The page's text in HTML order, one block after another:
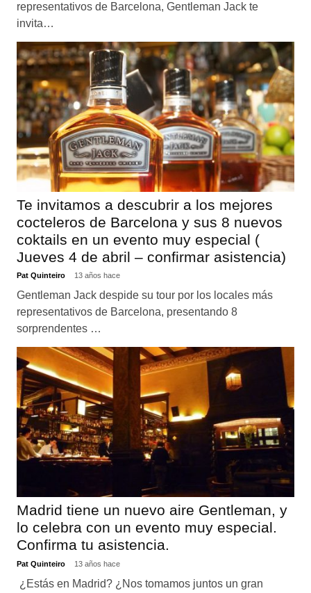
representativos de Barcelona, Gentleman Jack te
invita…
Te invitamos a descubrir a los mejores
cocteleros de Barcelona y sus 8 nuevos
coktails en un evento muy especial (
Jueves 4 de abril – confirmar asistencia)
Pat Quinteiro 13 años hace
Gentleman Jack despide su tour por los locales más
representativos de Barcelona, presentando 8
sorprendentes …
Madrid tiene un nuevo aire Gentleman, y
lo celebra con un evento muy especial.
Confirma tu asistencia.
Pat Quinteiro 13 años hace
¿Estás en Madrid? ¿Nos tomamos juntos un gran